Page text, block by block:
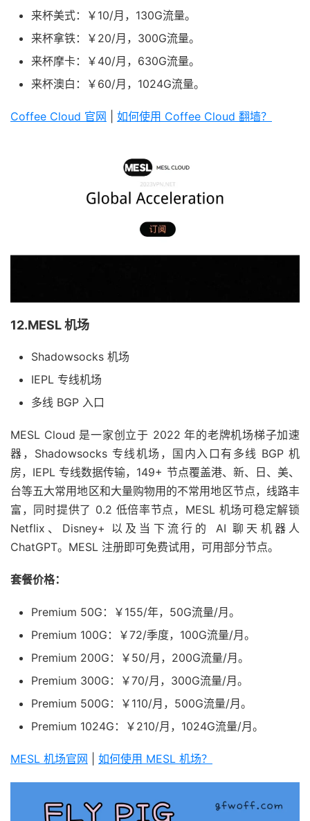
来杯美式：￥10/月，130G流量。
来杯拿铁：￥20/月，300G流量。
来杯摩卡：￥40/月，630G流量。
来杯澳白：￥60/月，1024G流量。
Coffee Cloud 官网 如何使用 Coffee Cloud 翻墙？
12.MESL 机场
Shadowsocks 机场
IEPL 专线机场
多线 BGP 入口
MESL Cloud 是一家创立于 2022 年的老牌机场梯子加速
器，Shadowsocks 专线机场，国内入口有多线 BGP 机
房，IEPL 专线数据传输，149+ 节点覆盖港、新、日、美、
台等五大常用地区和大量购物用的不常用地区节点，线路丰
富，同时提供了 0.2 低倍率节点，MESL 机场可稳定解锁
Netflix、Disney+ 以及当下流行的 AI 聊天机器人
ChatGPT。MESL 注册即可免费试用，可用部分节点。
套餐价格：
Premium 50G：￥155/年，50G流量/月。
Premium 100G：￥72/季度，100G流量/月。
Premium 200G：￥50/月，200G流量/月。
Premium 300G：￥70/月，300G流量/月。
Premium 500G：￥110/月，500G流量/月。
Premium 1024G：￥210/月，1024G流量/月。
MESL 机场官网 如何使用 MESL 机场？